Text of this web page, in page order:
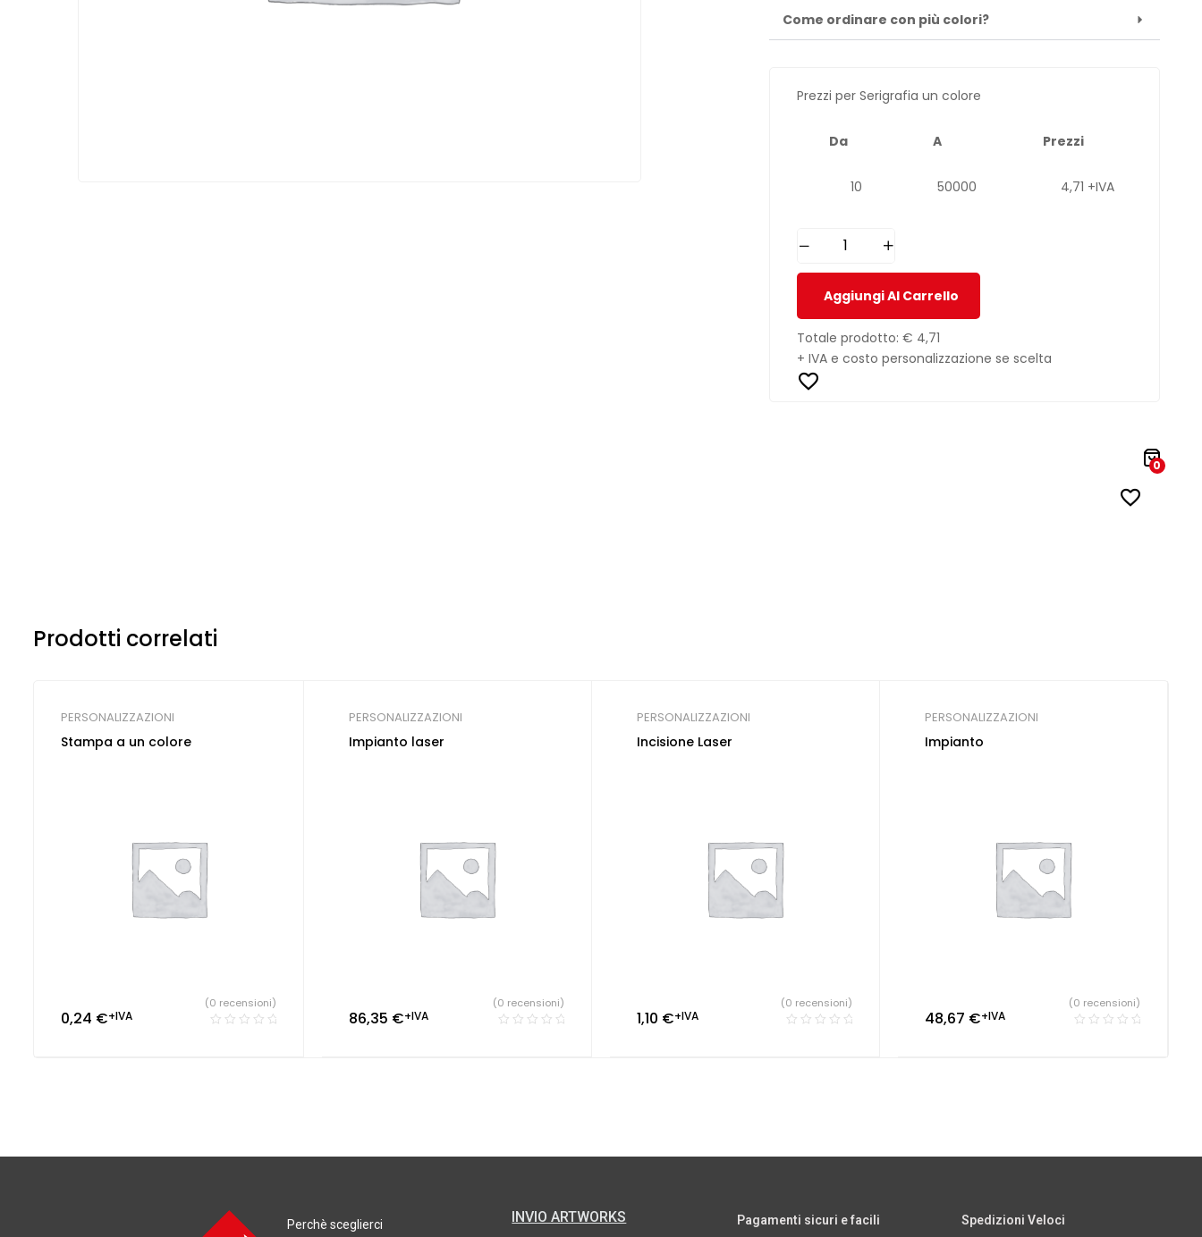
Come ordinare con più colori?
Prezzi per Serigrafia un colore
Da A Prezzi
10 50000 4,71 +IVA
Aggiungi Al Carrello
Totale prodotto: € 4,71
+ IVA e costo personalizzazione se scelta
0
Prodotti correlati
PERSONALIZZAZIONI
Stampa a un colore
0,24 €+IVA
(0 recensioni)
PERSONALIZZAZIONI
Impianto laser
86,35 €+IVA
(0 recensioni)
PERSONALIZZAZIONI
Incisione Laser
1,10 €+IVA
(0 recensioni)
PERSONALIZZAZIONI
Impianto
48,67 €+IVA
(0 recensioni)
Perchè sceglierci INVIO ARTWORKS Pagamenti sicuri e facili Spedizioni Veloci